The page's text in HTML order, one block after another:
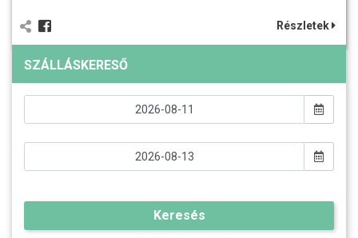
Részletek
SZÁLLÁSKERESŐ
Keresés